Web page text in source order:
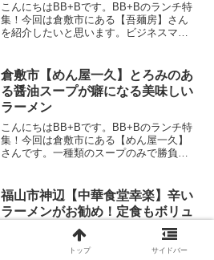
こんにちはBB+Bです。BB+Bのランチ特
集！今回は倉敷市にある【吾麺房】さん
を紹介したいと思います。ビジネスマン
家】【ラーメンどかいち】とかなりの確
立で麺類をチョイスし...
倉敷市【めん屋一久】とろみのあ
る醤油スープが癖になる美味しい
ラーメン
こんにちはBB+Bです。BB+Bのランチ特
集！今回は倉敷市にある【めん屋一久】
さんです。一種類のスープのみで勝負さ
かったお店です。【めん屋一久】さんの
場所や営業時間・メ...
福山市神辺【中華食堂幸楽】辛い
ラーメンがお勧め！定食もボリュ
ーム満点です！
こんにちはBB+Bです。今回は福山市神辺
トップ サイドバー